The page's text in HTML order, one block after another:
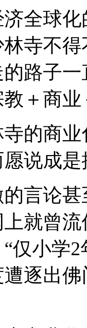
全球
寺不
路子
＋商
的商
说成
言论
就曾
仅小学
逐出